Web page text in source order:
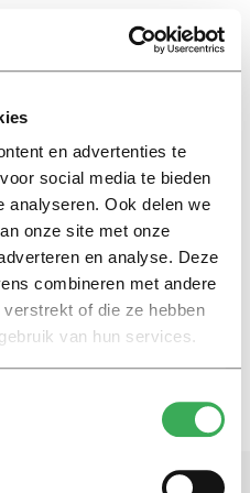
en advertenties te
social media te bieden
analyseren. Ook delen we
onze site met onze
en analyse. Deze
combineren met andere
of die ze hebben
van hun services.
EN
hoogleraren:
kiloknaller